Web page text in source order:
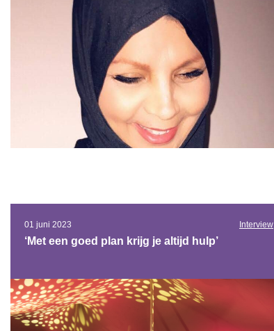
01 juni 2023 Interview
‘Met een goed plan krijg je altijd hulp’